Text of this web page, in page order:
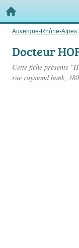
Auvergne-Rhône-Alpes
Docteur
Cette fiche présente
rue raymond bank,